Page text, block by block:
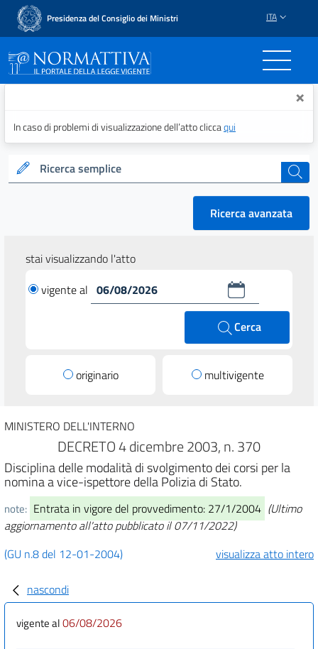
Presidenza del Consiglio dei Ministri ITA
Normattiva - Il portale ×
In caso di problemi di visualizzazione dell’atto cliccaqui
Ricerca semplice cerca
Ricerca avanzata
stai visualizzando l'atto
vigente al
Cerca
originario multivigente
MINISTERO DELL'INTERNO
DECRETO 4 dicembre 2003, n. 370
Disciplina delle modalità di svolgimento dei corsi per la
nomina a vice-ispettore della Polizia di Stato.
note: Entrata in vigore del provvedimento: 27/1/2004 (Ultimo
aggiornamento all'atto pubblicato il 07/11/2022)
(GU n.8 del 12-01-2004)
visualizza atto intero
nascondi
vigente al06/08/2026